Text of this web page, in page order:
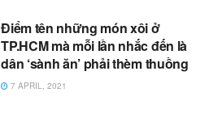
Điểm tên những món xôi ở
TP.HCM mà mỗi lần nhắc đến là
dân ‘sành ăn’ phải thèm thuồng
7 APRIL, 2021